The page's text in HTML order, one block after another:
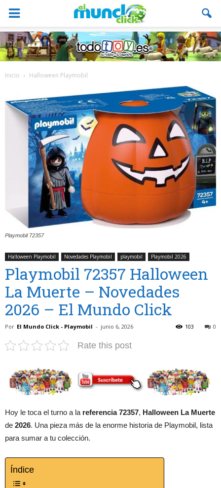
Inicio Halloween Playmobil
Playmobil 72357
Halloween Playmobil Novedades Playmobil playmobil Playmobil 2026
Playmobil 72357 Halloween
La Muerte – Novedades
2026 – El Mundo Click
Por El Mundo Click - Playmobil - junio 6, 2026 0
103
Rate this post
Hoy le toca el turno a la referencia 72357, Halloween La Muerte
de 2026. Una pieza más de la enorme historia de Playmobil, lista
para sumar a tu colección.
Índice